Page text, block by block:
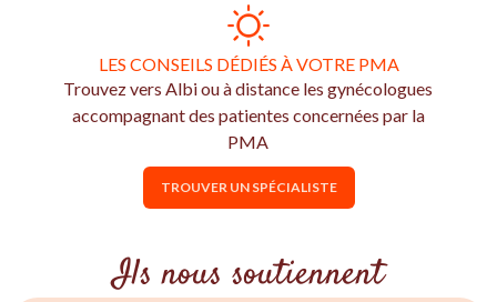
LES CONSEILS DÉDIÉS À VOTRE PMA
Trouvez vers Albi ou à distance les gynécologues
accompagnant des patientes concernées par la
PMA
TROUVER UN SPÉCIALISTE
Ils nous soutiennent